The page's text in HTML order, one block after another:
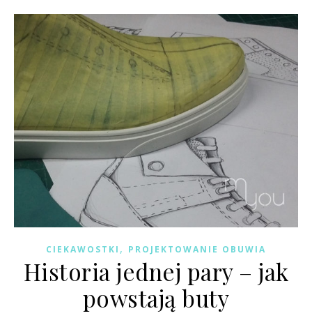
CIEKAWOSTKI , PROJEKTOWANIE OBUWIA
Historia jednej pary – jak
powstają buty